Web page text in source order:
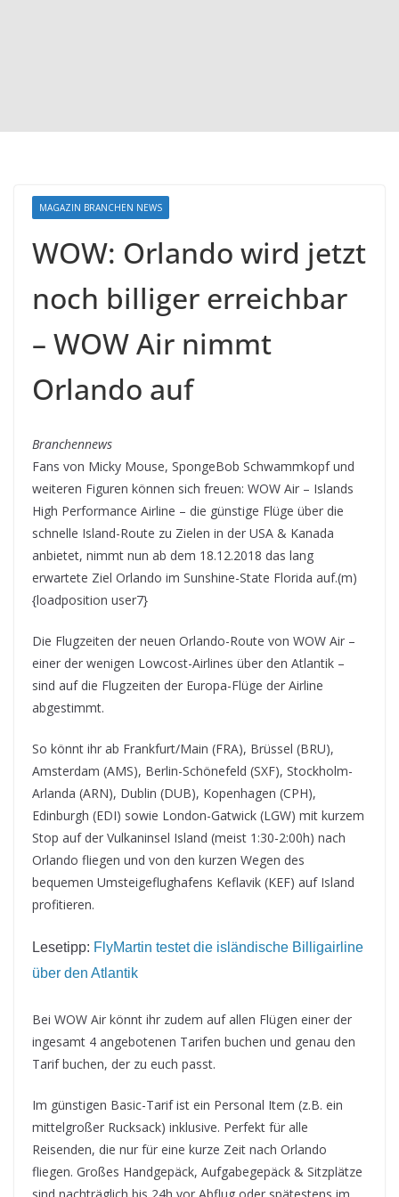
MAGAZIN BRANCHEN NEWS
WOW: Orlando wird jetzt
noch billiger erreichbar
– WOW Air nimmt
Orlando auf
Branchennews
Fans von Micky Mouse, SpongeBob Schwammkopf und
weiteren Figuren können sich freuen: WOW Air – Islands
High Performance Airline – die günstige Flüge über die
schnelle Island-Route zu Zielen in der USA & Kanada
anbietet, nimmt nun ab dem 18.12.2018 das lang
erwartete Ziel Orlando im Sunshine-State Florida auf.(m)
{loadposition user7}
Die Flugzeiten der neuen Orlando-Route von WOW Air –
einer der wenigen Lowcost-Airlines über den Atlantik –
sind auf die Flugzeiten der Europa-Flüge der Airline
abgestimmt.
So könnt ihr ab Frankfurt/Main (FRA), Brüssel (BRU),
Amsterdam (AMS), Berlin-Schönefeld (SXF), Stockholm-
Arlanda (ARN), Dublin (DUB), Kopenhagen (CPH),
Edinburgh (EDI) sowie London-Gatwick (LGW) mit kurzem
Stop auf der Vulkaninsel Island (meist 1:30-2:00h) nach
Orlando fliegen und von den kurzen Wegen des
bequemen Umsteigeflughafens Keflavik (KEF) auf Island
profitieren.
Lesetipp: FlyMartin testet die isländische Billigairline
über den Atlantik
Bei WOW Air könnt ihr zudem auf allen Flügen einer der
ingesamt 4 angebotenen Tarifen buchen und genau den
Tarif buchen, der zu euch passt.
Im günstigen Basic-Tarif ist ein Personal Item (z.B. ein
mittelgroßer Rucksack) inklusive. Perfekt für alle
Reisenden, die nur für eine kurze Zeit nach Orlando
fliegen. Großes Handgepäck, Aufgabegepäck & Sitzplätze